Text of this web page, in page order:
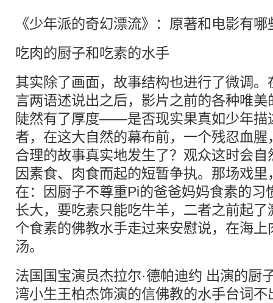
《少年派的奇幻漂流》：原著和电影有哪
吃肉的厨子和吃素的水手
其实除了画面，故事结构也进行了微调
言两语述说出之后，影片之前的各种唯
陡然有了厚度——是否现实果真如少年描
者，在这大自然的幕布前，一个残忍血
合理的故事真实地发生了？观众这时会
因素食、肉食而起的短暂争执。那场戏
在：因厨子不尊重Pi的爸爸妈妈食素的习
长大，要吃素只能吃牛羊，二者之前起
个食素的佛教水手走过来安慰说，在海
汤。
法国国宝演员杰拉尔·德帕迪约 出演的厨
湾小生王柏杰饰演的信佛教的水手台词